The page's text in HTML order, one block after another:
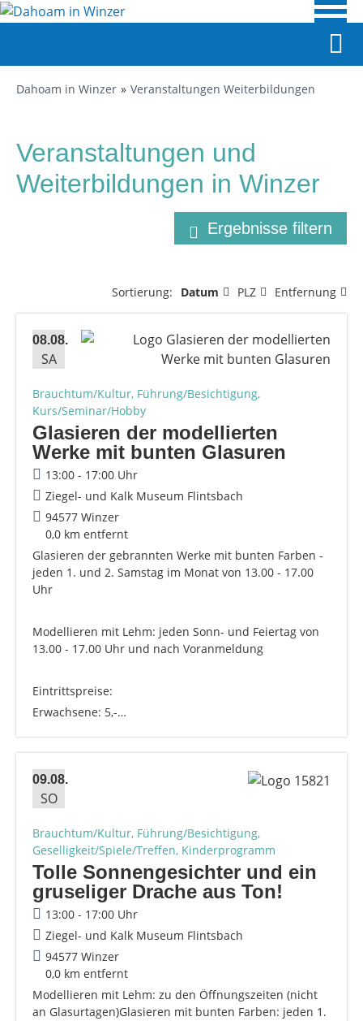
Dahoam in Winzer Veranstaltungen Weiterbildungen
Veranstaltungen und
Weiterbildungen in Winzer
Ergebnisse filtern
Sortierung: Datum PLZ Entfernung
08.08.
SA
Brauchtum/Kultur, Führung/Besichtigung,
Kurs/Seminar/Hobby
Glasieren der modellierten
Werke mit bunten Glasuren
13:00 - 17:00 Uhr
Ziegel- und Kalk Museum Flintsbach
94577 Winzer
0,0 km entfernt
Glasieren der gebrannten Werke mit bunten Farben -
jeden 1. und 2. Samstag im Monat von 13.00 - 17.00
Uhr
Modellieren mit Lehm: jeden Sonn- und Feiertag von
13.00 - 17.00 Uhr und nach Voranmeldung
Eintrittspreise:
Erwachsene: 5,-…
09.08.
SO
Brauchtum/Kultur, Führung/Besichtigung,
Geselligkeit/Spiele/Treffen, Kinderprogramm
Tolle Sonnengesichter und ein
gruseliger Drache aus Ton!
13:00 - 17:00 Uhr
Ziegel- und Kalk Museum Flintsbach
94577 Winzer
0,0 km entfernt
Modellieren mit Lehm: zu den Öffnungszeiten (nicht
an Glasurtagen)Glasieren mit bunten Farben: jeden 1.